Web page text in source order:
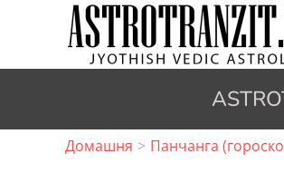
Домашня Панчанга